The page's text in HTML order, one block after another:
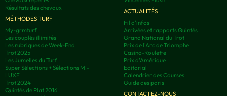
Résultats des chevaux
MÉTHODES TURF
My-grmturf
Les couplés illimités
Les rubriques de Week-End
Trot 2025
Les Jumelles du Turf
Super Sélections + Sélections MI-
LUXE
Trot 2024
Quintés de Plat 2016
ACTUALITÉS
Fil d'infos
Arrivées et rapports Quintés
Grand National du Trot
Prix de l'Arc de Triomphe
Casino-Roulette
Prix d'Amérique
Editorial
Calendrier des Courses
Guide des paris
CONTACTEZ-NOUS